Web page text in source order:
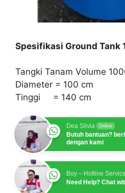
Spesifikasi Ground Tank
Tangki Tanam Volume
Diameter = 100 cm
Tinggi = 140 cm
Dea Silvia Online
Butuh bantuan?
dengan kami
Boy – Hotline Service
Need Help? Chat